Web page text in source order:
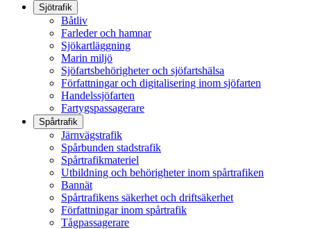
Sjötrafik
Båtliv
Farleder och hamnar
Sjökartläggning
Marin miljö
Sjöfartsbehörigheter och sjöfartshälsa
Författningar och digitalisering inom sjöfarten
Handelssjöfarten
Fartygspassagerare
Spårtrafik
Järnvägstrafik
Spårbunden stadstrafik
Spårtrafikmateriel
Utbildning och behörigheter inom spårtrafiken
Bannät
Spårtrafikens säkerhet och driftsäkerhet
Författningar inom spårtrafik
Tågpassagerare